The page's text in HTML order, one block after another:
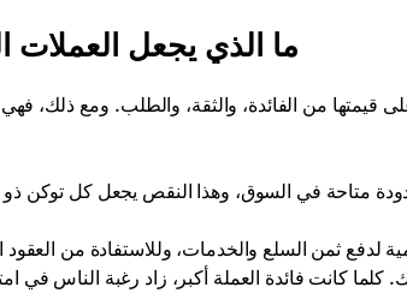
ما الذي يجعل العملات
من الفائدة، والثقة، والطلب. ومع ذلك،
متاحة في السوق، وهذا النقص يجعل كل توكن ذو
لدفع ثمن السلع والخدمات، وللاستفادة من العقود